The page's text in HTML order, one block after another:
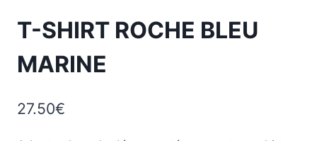
T-SHIRT ROCHE BLEU
MARINE
27.50€